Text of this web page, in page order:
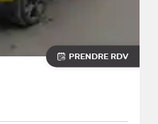
PRENDRE RDV